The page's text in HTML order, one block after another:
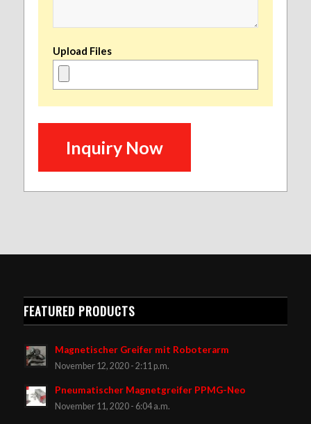
Upload Files
FEATURED PRODUCTS
Magnetischer Greifer mit Roboterarm
November 12, 2020 - 2:11 p.m.
Pneumatischer Magnetgreifer PPMG-Neo
November 11, 2020 - 6:04 a.m.